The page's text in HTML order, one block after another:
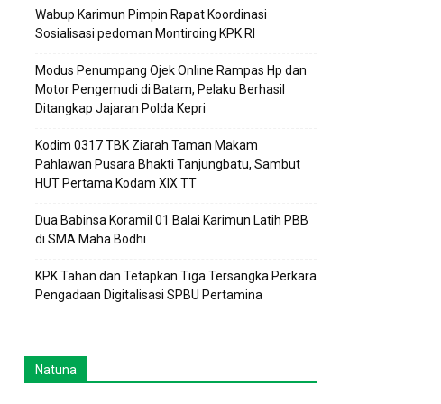
Wabup Karimun Pimpin Rapat Koordinasi
Sosialisasi pedoman Montiroing KPK RI
Modus Penumpang Ojek Online Rampas Hp dan
Motor Pengemudi di Batam, Pelaku Berhasil
Ditangkap Jajaran Polda Kepri
Kodim 0317 TBK Ziarah Taman Makam
Pahlawan Pusara Bhakti Tanjungbatu, Sambut
HUT Pertama Kodam XIX TT
Dua Babinsa Koramil 01 Balai Karimun Latih PBB
di SMA Maha Bodhi
KPK Tahan dan Tetapkan Tiga Tersangka Perkara
Pengadaan Digitalisasi SPBU Pertamina
Natuna